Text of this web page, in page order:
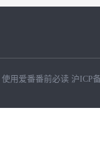
使用爱番番前必读 沪ICP